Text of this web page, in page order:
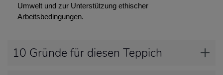
Umwelt und zur Unterstützung ethischer
Arbeitsbedingungen.
10 Gründe für diesen Teppich